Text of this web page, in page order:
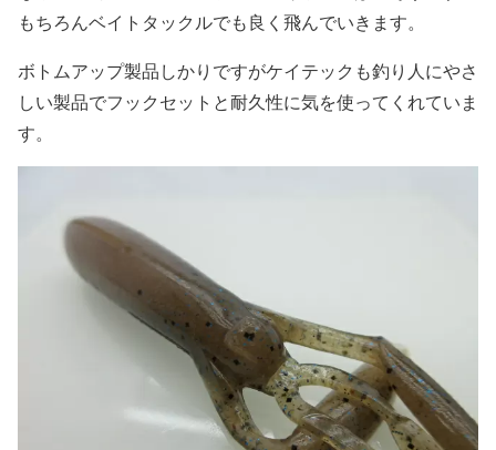
もちろんベイトタックルでも良く飛んでいきます。
ボトムアップ製品しかりですがケイテックも釣り人にやさ
しい製品でフックセットと耐久性に気を使ってくれていま
す。